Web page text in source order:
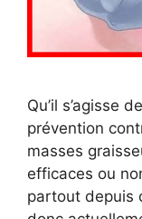
Qu’il s’agisse
prévention
masses
efficaces ou
partout depuis